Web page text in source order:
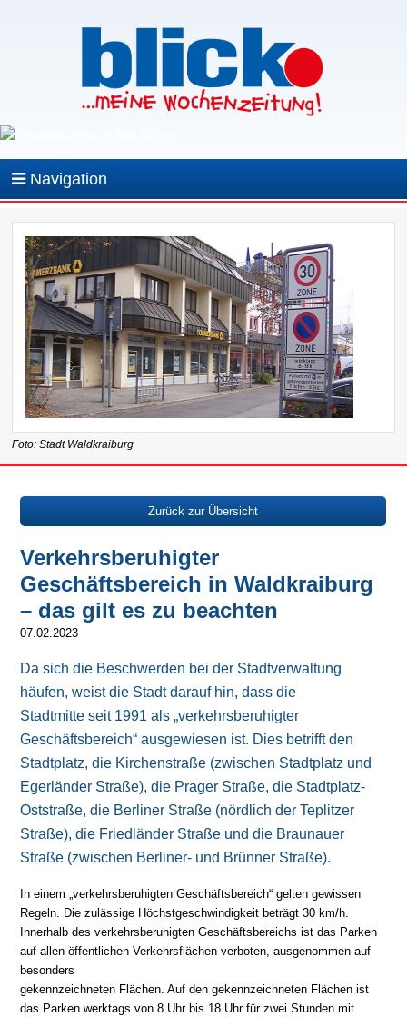
Navigation
Foto: Stadt Waldkraiburg
Zurück zur Übersicht
Verkehrsberuhigter
Geschäftsbereich in Waldkraiburg
– das gilt es zu beachten
07.02.2023
Da sich die Beschwerden bei der Stadtverwaltung
häufen, weist die Stadt darauf hin, dass die
Stadtmitte seit 1991 als „verkehrsberuhigter
Geschäftsbereich“ ausgewiesen ist. Dies betrifft den
Stadtplatz, die Kirchenstraße (zwischen Stadtplatz und
Egerländer Straße), die Prager Straße, die Stadtplatz-
Oststraße, die Berliner Straße (nördlich der Teplitzer
Straße), die Friedländer Straße und die Braunauer
Straße (zwischen Berliner- und Brünner Straße).
In einem „verkehrsberuhigten Geschäftsbereich“ gelten gewissen
Regeln. Die zulässige Höchstgeschwindigkeit beträgt 30 km/h.
Innerhalb des verkehrsberuhigten Geschäftsbereichs ist das Parken
auf allen öffentlichen Verkehrsflächen verboten, ausgenommen auf
besonders
gekennzeichneten Flächen. Auf den gekennzeichneten Flächen ist
das Parken werktags von 8 Uhr bis 18 Uhr für zwei Stunden mit